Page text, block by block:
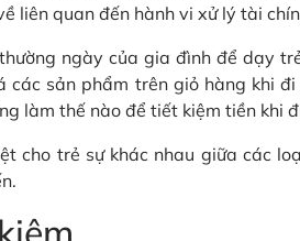
liên quan đến hành vi xử lý tài
ngày của gia đình để dạy
sản phẩm trên giỏ hàng khi
làm thế nào để tiết kiệm tiền khi
cho trẻ sự khác nhau giữa các